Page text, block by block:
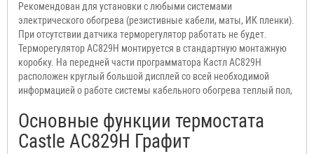
Рекомендован для установки с любыми системами
электрического обогрева (резистивные кабели, маты, ИК пленки).
При отсутствии датчика терморегулятор работать не будет.
Терморегулятор АС829H монтируется в стандартную монтажную
коробку. На передней части программатора Кастл АС829H
расположен круглый большой дисплей со всей необходимой
информацией о работе системы кабельного обогрева теплый пол,
Основные функции термостата
Castle АС829H Графит